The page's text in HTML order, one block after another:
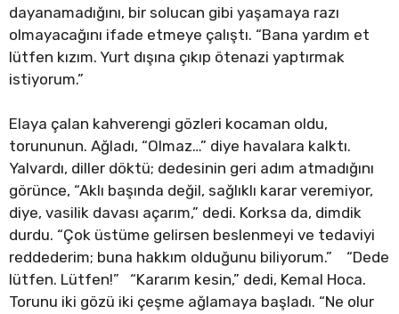
dayanamadığını, bir solucan gibi yaşamaya razı
olmayacağını ifade etmeye çalıştı. “Bana yardım et
lütfen kızım. Yurt dışına çıkıp ötenazi yaptırmak
istiyorum.”
Elaya çalan kahverengi gözleri kocaman oldu,
torununun. Ağladı, “Olmaz…” diye havalara kalktı.
Yalvardı, diller döktü; dedesinin geri adım atmadığını
görünce, “Aklı başında değil, sağlıklı karar veremiyor,
diye, vasilik davası açarım,” dedi. Korksa da, dimdik
durdu. “Çok üstüme gelirsen beslenmeyi ve tedaviyi
reddederim; buna hakkım olduğunu biliyorum.” “Dede
lütfen. Lütfen!” “Kararım kesin,” dedi, Kemal Hoca.
Torunu iki gözü iki çeşme ağlamaya başladı. “Ne olur